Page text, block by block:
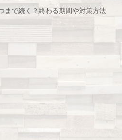
まで続く？終わる期間や対策方法